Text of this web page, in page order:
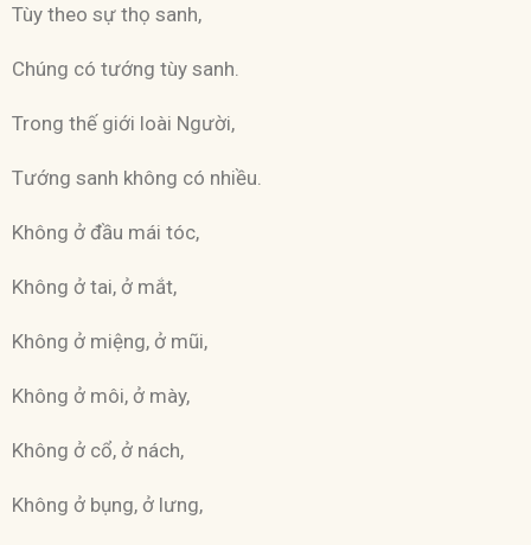
Tùy theo sự thọ sanh,
Chúng có tướng tùy sanh.
Trong thế giới loài Người,
Tướng sanh không có nhiều.
Không ở đầu mái tóc,
Không ở tai, ở mắt,
Không ở miệng, ở mũi,
Không ở môi, ở mày,
Không ở cổ, ở nách,
Không ở bụng, ở lưng,